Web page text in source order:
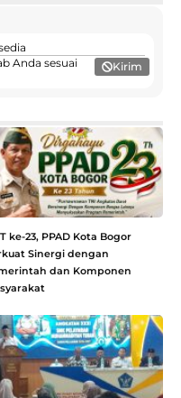
Anda sesuai
Kirim
ke-23, PPAD Kota Bogor
Sinergi dengan
dan Komponen